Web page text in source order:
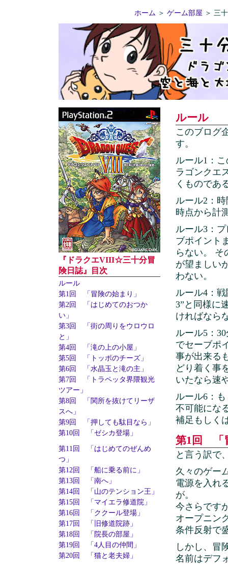
ホーム ＞ ゲーム部屋 ＞ 三
『ドラクエVIII☆三十分冒
険日誌』目次
ルール
第1回 「冒険の始まり」
第2回 「はじめてのおつか
い」
第3回 「街の周りをウロウロ
と」
第4回 「滝の上の小屋」
第5回 「トッポのチーズ」
第6回 「水晶玉と滝の主」
第7回 「トラペッタ界隈観光
ツアー」
第8回 「関所を抜けてリーザ
スへ」
第9回 「押しても駄目なら」
第10回 「ゼシカ登場」
第11回 「はじめてのぜんめ
つ」
第12回 「船に乗る前に」
第13回 「南へ」
第14回 「山のテンション王」
第15回 「マイエラ修道院」
第16回 「ククール登場」
第17回 「旧修道院跡」
第18回 「院長の部屋」
第19回 「4人目の仲間」
第20回 「猫と老夫婦」
ルール
このブログ
す。
ルール1：
ラゴンクエ
くものであ
ルール2：
時点から計
ルール3：
ブポイント
らない。 そ
が望ましい
わない。
ルール4：
3”と同様に
ければなら
ルール5：
でセーブポ
事が出来る
どり着く事
いたなら速
ルール6：
不可能にな
補足もしく
第1回 「
と言う訳で
久々のゲー
電源を入れ
が。
今さらです
オープニン
条件反射で
しかし、冒
名前はデフ